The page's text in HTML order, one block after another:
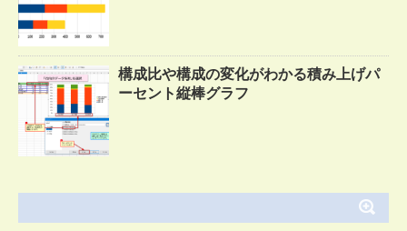
構成比や構成の変化がわかる積み上げパ
ーセント縦棒グラフ